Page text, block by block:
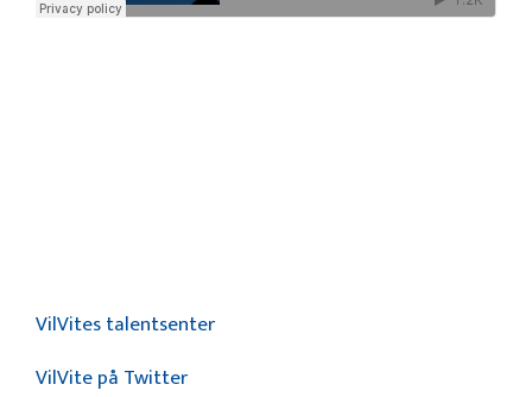
VilVites talentsenter
VilVite på Twitter